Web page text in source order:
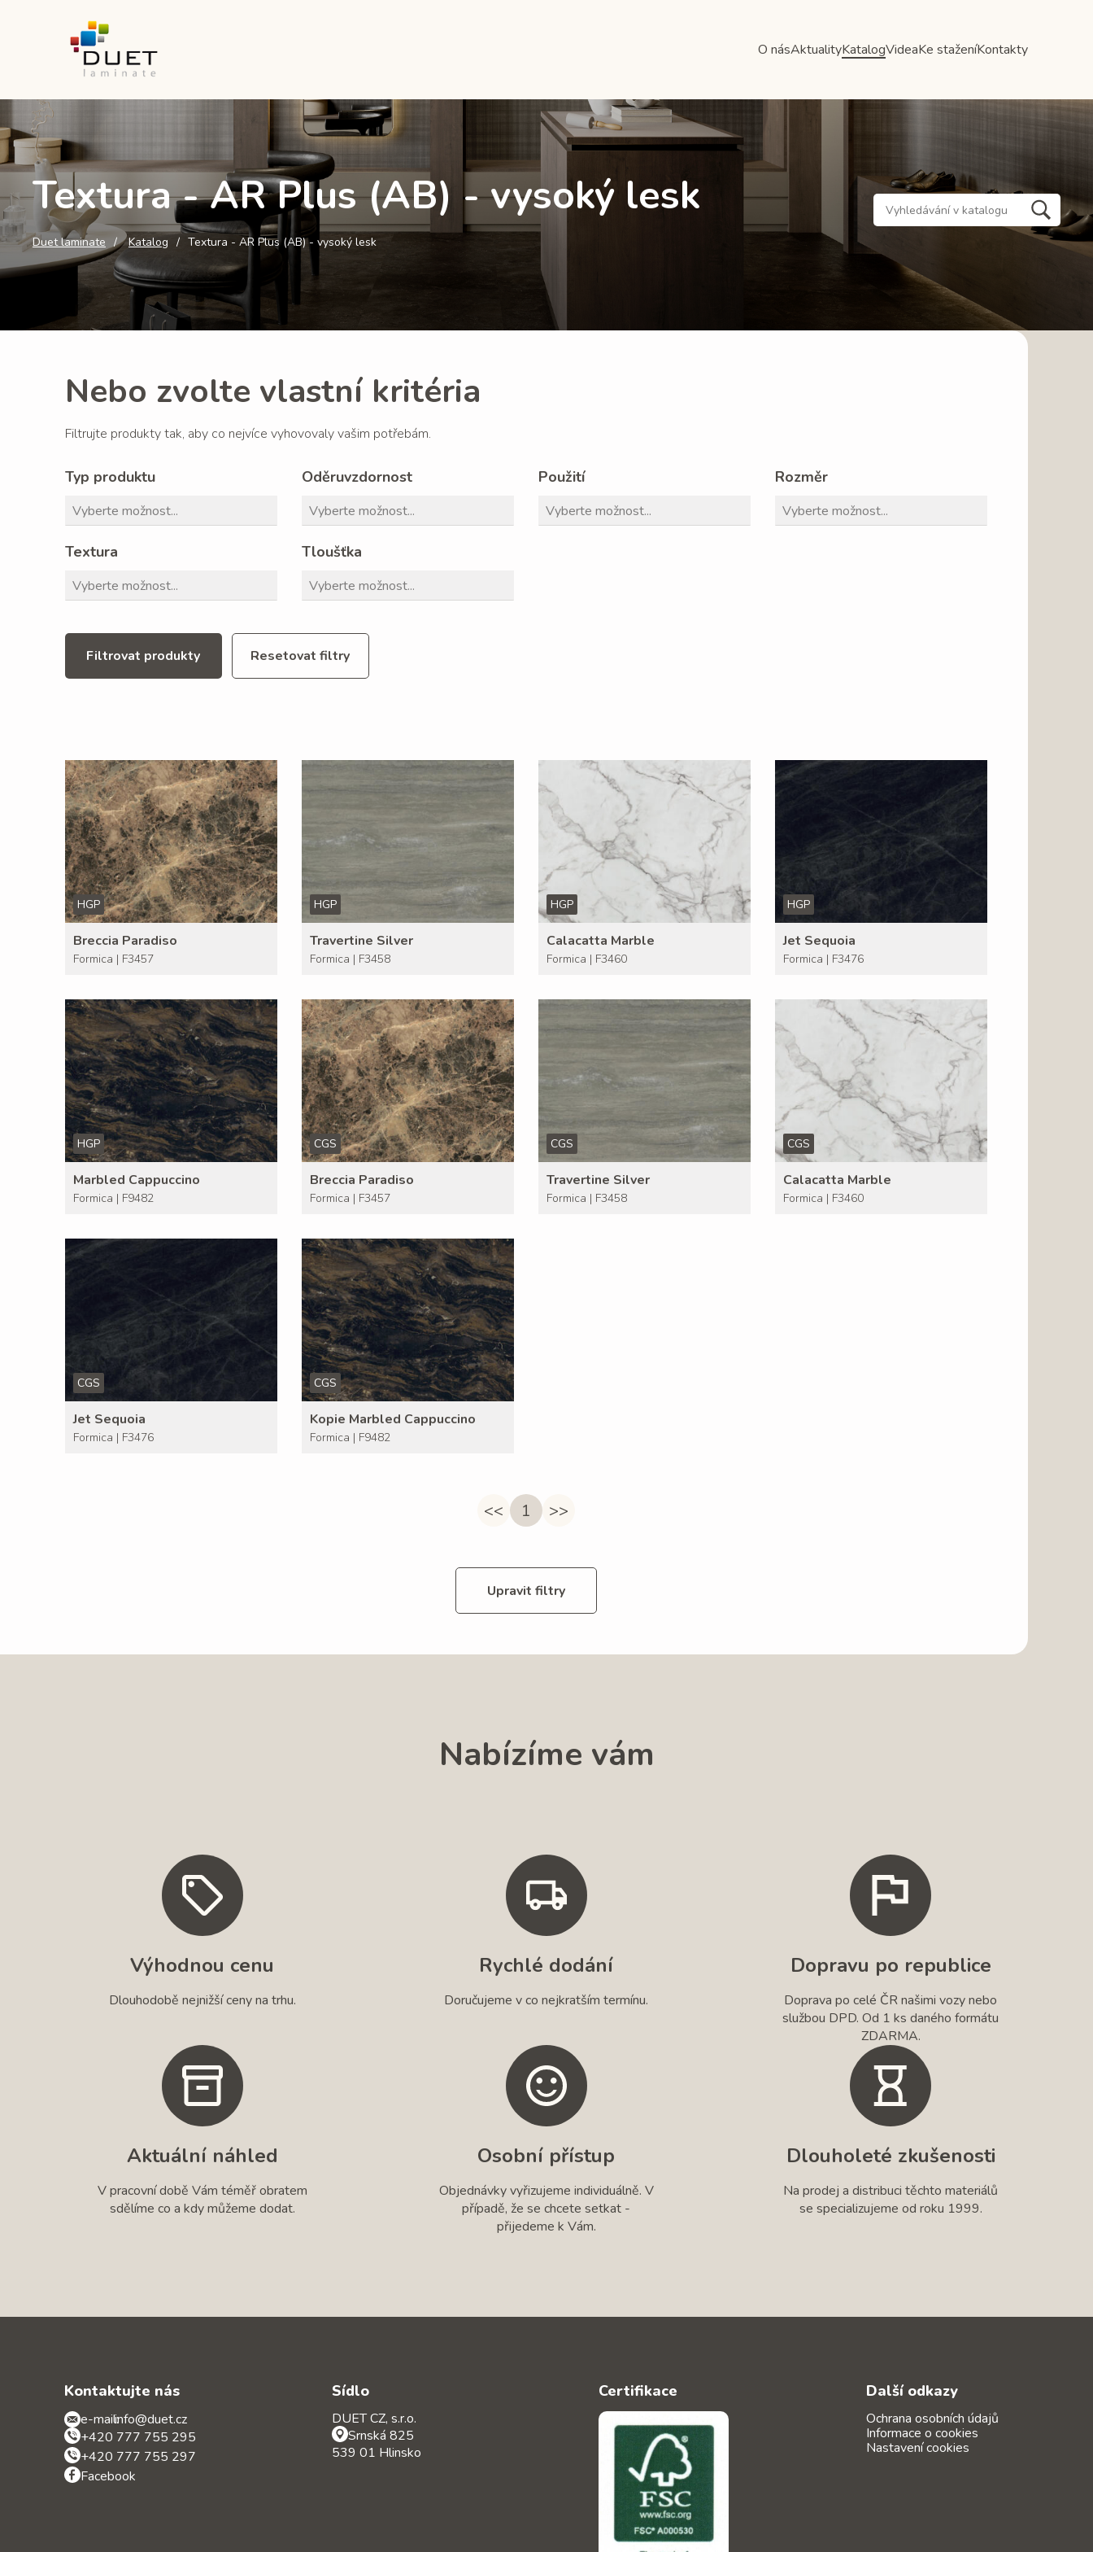
O násAktualityKatalogVideaKe staženíKontakty
Textura - AR Plus (AB) - vysoký lesk
Duet laminate Katalog Textura - AR Plus (AB) - vysoký lesk
Nebo zvolte vlastní kritéria
Filtrujte produkty tak, aby co nejvíce vyhovovaly vašim potřebám.
Typ produktu Oděruvzdornost Použití Rozměr
Textura Tloušťka
Filtrovat produkty Resetovat filtry
HGP
Breccia Paradiso
Formica | F3457
HGP
Travertine Silver
Formica | F3458
HGP
Calacatta Marble
Formica | F3460
HGP
Jet Sequoia
Formica | F3476
HGP
Marbled Cappuccino
Formica | F9482
CGS
Breccia Paradiso
Formica | F3457
CGS
Travertine Silver
Formica | F3458
CGS
Calacatta Marble
Formica | F3460
CGS
Jet Sequoia
Formica | F3476
CGS
Kopie Marbled Cappuccino
Formica | F9482
<< 1 >>
Upravit filtry
Nabízíme vám
Výhodnou cenu
Dlouhodobě nejnižší ceny na trhu.
Rychlé dodání
Doručujeme v co nejkratším termínu.
Dopravu po republice
Doprava po celé ČR našimi vozy nebo
službou DPD. Od 1 ks daného formátu
ZDARMA.
Aktuální náhled
V pracovní době Vám téměř obratem
sdělíme co a kdy můžeme dodat.
Osobní přístup
Objednávky vyřizujeme individuálně. V
případě, že se chcete setkat -
přijedeme k Vám.
Dlouholeté zkušenosti
Na prodej a distribuci těchto materiálů
se specializujeme od roku 1999.
Kontaktujte nás
e-mail:info@duet.cz
+420 777 755 295
+420 777 755 297
Facebook
Sídlo
DUET CZ, s.r.o.
Srnská 825
539 01 Hlinsko
Certifikace Další odkazy
Ochrana osobních údajů
Informace o cookies
Nastavení cookies